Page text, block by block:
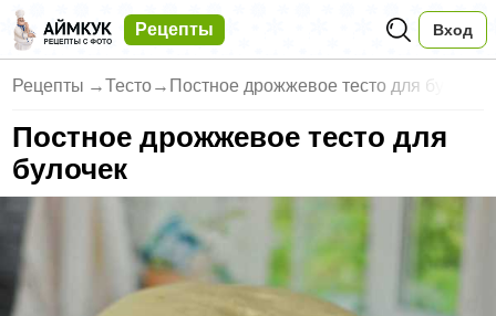
Рецепты Вход
Рецепты →Тесто→ Постное дрожжевое тесто для бу
Постное дрожжевое тесто для
булочек